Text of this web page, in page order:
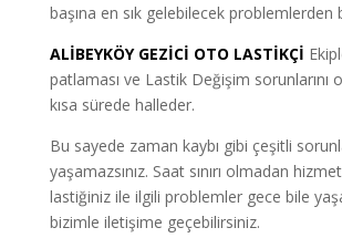
başına en sık gelebilecek problemlerden
ALİBEYKÖY GEZİCİ OTO LASTİKÇİ
patlaması ve Lastik Değişim sorunlarını
kısa sürede halleder.
Bu sayede zaman kaybı gibi çeşitli
yaşamazsınız. Saat sınırı olmadan
lastiğiniz ile ilgili problemler gece bile
bizimle iletişime geçebilirsiniz.